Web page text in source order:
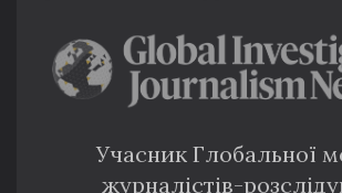
Учасник Глобальної
журналістів-